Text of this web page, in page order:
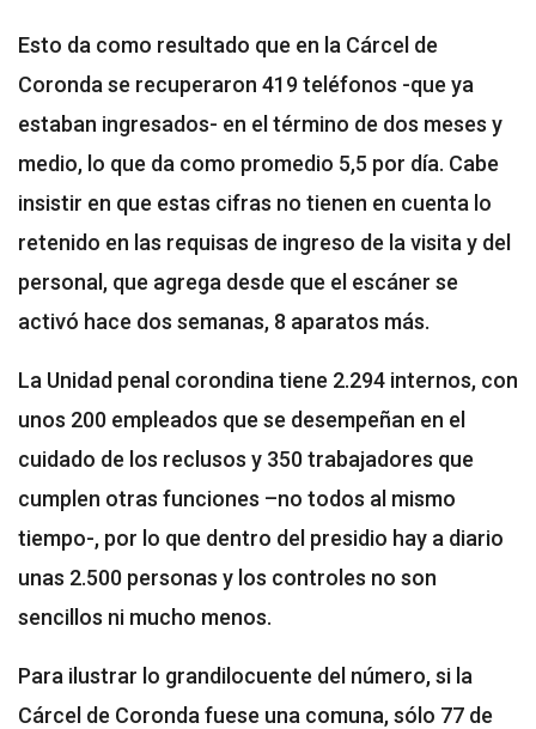
Esto da como resultado que en la Cárcel de
Coronda se recuperaron 419 teléfonos -que ya
estaban ingresados- en el término de dos meses y
medio, lo que da como promedio 5,5 por día. Cabe
insistir en que estas cifras no tienen en cuenta lo
retenido en las requisas de ingreso de la visita y del
personal, que agrega desde que el escáner se
activó hace dos semanas, 8 aparatos más.
La Unidad penal corondina tiene 2.294 internos, con
unos 200 empleados que se desempeñan en el
cuidado de los reclusos y 350 trabajadores que
cumplen otras funciones –no todos al mismo
tiempo-, por lo que dentro del presidio hay a diario
unas 2.500 personas y los controles no son
sencillos ni mucho menos.
Para ilustrar lo grandilocuente del número, si la
Cárcel de Coronda fuese una comuna, sólo 77 de